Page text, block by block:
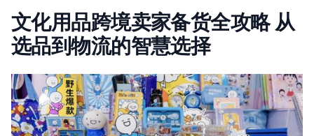
文化用品跨境卖家备货全攻略 从
选品到物流的智慧选择